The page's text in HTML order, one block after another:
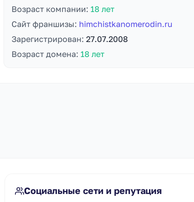
Возраст компании: 18 лет
Сайт франшизы: himchistkanomerodin.ru
Зарегистрирован: 27.07.2008
Возраст домена: 18 лет
Социальные сети и репутация